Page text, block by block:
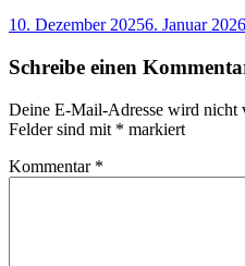
10. Dezember 20256. Januar 2026
Schreibe einen
Deine E-Mail-Adresse wird nicht
Felder sind mit * markiert
Kommentar *